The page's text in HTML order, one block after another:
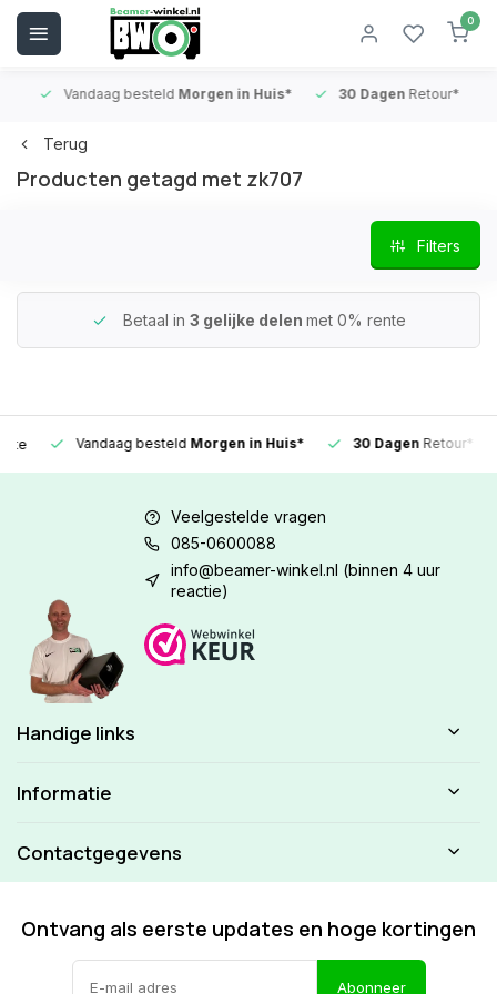
0
Vandaag besteldMorgen in Huis* 30 DagenRetour*
Terug
Producten getagd met zk707
Filters
Betaal in 3 gelijke delen met 0% rente
Vandaag besteldMorgen in Huis* 30 DagenRetour*
Veelgestelde vragen
085-0600088
info@beamer-winkel.nl (binnen 4 uur
reactie)
Handige links
Informatie
Contactgegevens
Ontvang als eerste updates en hoge kortingen
Abonneer